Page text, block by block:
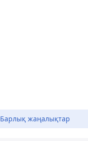
Барлық жаңалықтар